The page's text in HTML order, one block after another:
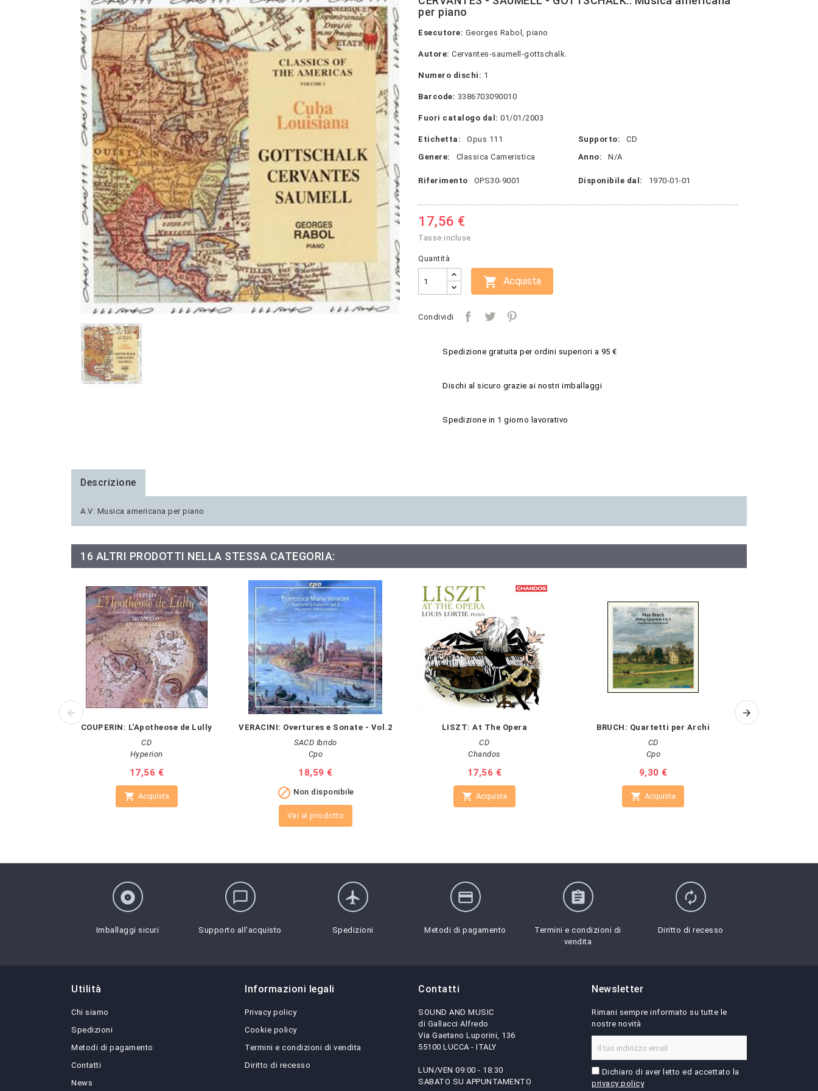
per piano
Esecutore: Georges Rabol, piano
Autore: Cervantes-saumell-gottschalk.
Numero dischi: 1
Barcode: 3386703090010
Fuori catalogo dal: 01/01/2003
Etichetta: Opus 111 Supporto:
CD
Genere:
Classica Cameristica Anno: N/A
Riferimento OPS30-9001 Disponibile dal: 1970-01-01
17,56 €
Tasse incluse
Quantità
 Acquista
Condividi
Spedizione gratuita per ordini superiori a 95 €
Dischi al sicuro grazie ai nostri imballaggi
Spedizione in 1 giorno lavorativo
Descrizione
A.V: Musica americana per piano
16 ALTRI PRODOTTI NELLA STESSA CATEGORIA:
COUPERIN: L'Apotheose de Lully
CD
Hyperion
Prezzo
17,56 €
 Acquista
VERACINI: Overtures e Sonate - Vol.2
SACD Ibrido
Cpo
Prezzo
18,59 €
 Non disponibile
Vai al prodotto
LISZT: At The Opera
CD
Chandos
Prezzo
17,56 €
 Acquista
BRUCH: Quartetti per Archi
CD
Cpo
Prezzo
9,30 €
 Acquista
album
Imballaggi sicuri
chat_bubble_outline
Supporto all'acquisto
flight
Spedizioni
credit_card
Metodi di pagamento
assignment
Termini e condizioni di
vendita
autorenew
Diritto di recesso
Utilità
Chi siamo
Spedizioni
Metodi di pagamento
Contatti
News
Informazioni legali
Privacy policy
Cookie policy
Termini e condizioni di vendita
Diritto di recesso
Contatti
SOUND AND MUSIC
di Gallacci Alfredo
Via Gaetano Luporini, 136
55100 LUCCA - ITALY
LUN/VEN 09:00 - 18:30
SABATO SU APPUNTAMENTO
Newsletter
Rimani sempre informato su tutte le
nostre novità
Dichiaro di aver letto ed accettato la
privacy policy